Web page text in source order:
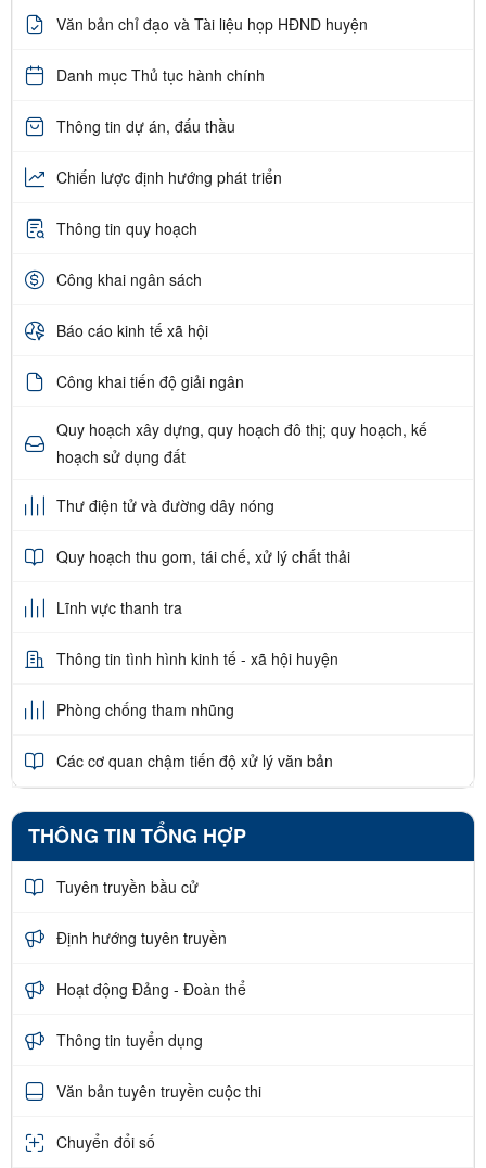
Văn bản chỉ đạo và Tài liệu họp HĐND huyện
Danh mục Thủ tục hành chính
Thông tin dự án, đấu thầu
Chiến lược định hướng phát triển
Thông tin quy hoạch
Công khai ngân sách
Báo cáo kinh tế xã hội
Công khai tiến độ giải ngân
Quy hoạch xây dựng, quy hoạch đô thị; quy hoạch, kế
hoạch sử dụng đất
Thư điện tử và đường dây nóng
Quy hoạch thu gom, tái chế, xử lý chất thải
Lĩnh vực thanh tra
Thông tin tình hình kinh tế - xã hội huyện
Phòng chống tham nhũng
Các cơ quan chậm tiến độ xử lý văn bản
THÔNG TIN TỔNG HỢP
Tuyên truyền bầu cử
Định hướng tuyên truyền
Hoạt động Đảng - Đoàn thể
Thông tin tuyển dụng
Văn bản tuyên truyền cuộc thi
Chuyển đổi số